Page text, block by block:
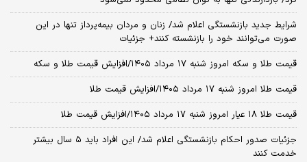
شرایط جدید بازنشستگی اعلام شد/ زنان و مردان بیمه‌پرداز تنها در این
صورت می‌توانند خود را بازنشسته کنند+ جزئیات
قیمت طلا و سکه امروز شنبه ۱۷ مرداد ۱۴۰۵/افزایش قیمت طلا و سکه
قیمت طلا امروز شنبه ۱۷ مرداد ۱۴۰۵/افزایش قیمت طلا
قیمت طلا ۱۸ عیار امروز شنبه ۱۷ مرداد ۱۴۰۵/افزایش قیمت طلا
جزئیات صدور احکام بازنشستگی اعلام شد/ این افراد باید ۵ سال بیشتر
خدمت کنند